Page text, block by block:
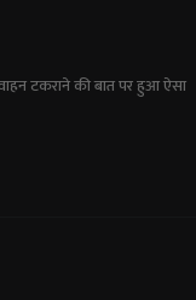
टकराने की बात पर हुआ ऐसा